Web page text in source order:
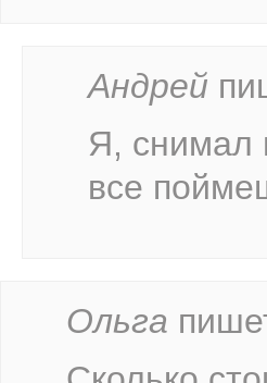
Андрей
Я, снимал
все
Ольга